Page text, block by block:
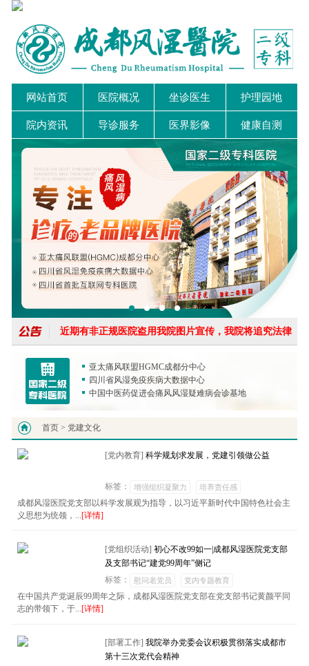
网站首页 医院概况 坐诊医生 护理园地
院内资讯 导诊服务 医界影像 健康自测
近期有非正规医院盗用我院图片宣传，我院将追究法律
为打击黄牛高价倒卖医生号现象...
近期有非正规医院盗用我院图片宣传，我院将追究法律
为打击黄牛高价倒卖医生号现象...
亚太痛风联盟HGMC成都分中心
四川省风湿免疫疾病大数据中心
中国中医药促进会痛风风湿疑难病会诊基地
首页> 党建文化
[党内教育] 科学规划求发展，党建引领做公益
标签： 增强组织凝聚力 培养责任感
成都风湿医院党支部以科学发展观为指导，以习近平新时代中国特色社会主
义思想为统领，...[详情]
[党组织活动] 初心不改99如一|成都风湿医院党支部
及支部书记“建党99周年”侧记
标签：
慰问老党员 党内专题教育
在中国共产党诞辰99周年之际，成都风湿医院党支部在党支部书记黄颜平同
志的带领下，于...[详情]
[部署工作] 我院举办党委会议积极贯彻落实成都市
第十三次党代会精神